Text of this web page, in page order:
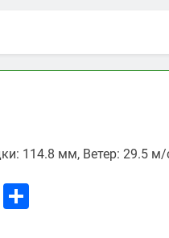
114.8 мм, Ветер: 29.5
Telegram